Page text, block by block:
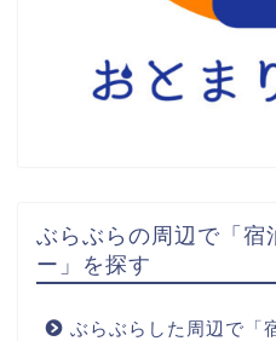
ぶらぶらの周辺で「宿
ー」を探す
ぶらぶらした周辺で「